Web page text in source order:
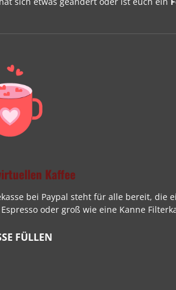
Kaffee
bei Paypal steht für alle bereit, die
oder groß wie eine Kanne
FÜLLEN